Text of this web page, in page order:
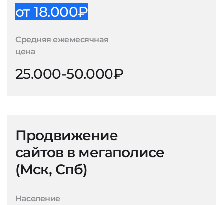
от 18.000₽
Средняя ежемесячная
цена
25.000-50.000₽
Продвижение
сайтов в мегаполисе
(Мск, Спб)
Население